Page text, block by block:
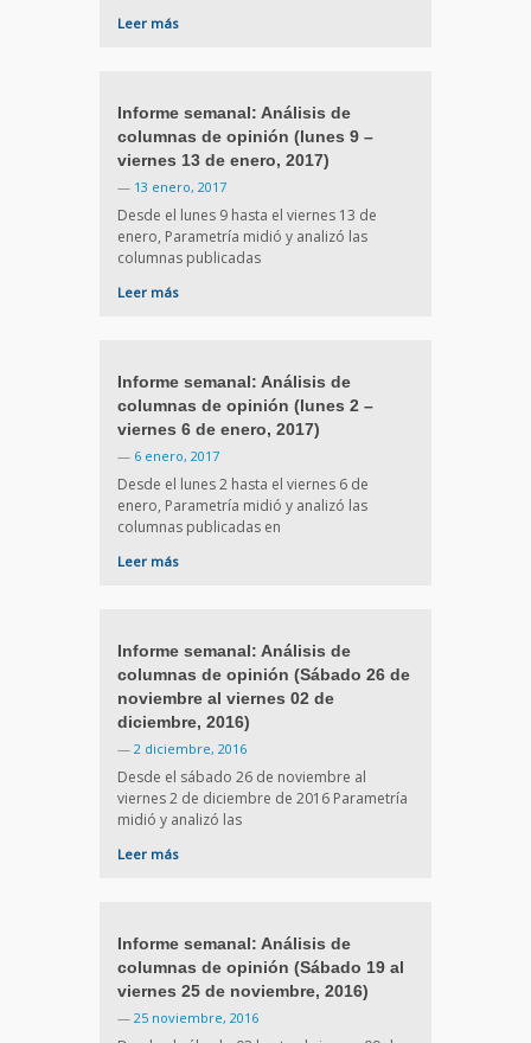
Leer más
Informe semanal: Análisis de
columnas de opinión (lunes 9 –
viernes 13 de enero, 2017)
— 13 enero, 2017
Desde el lunes 9 hasta el viernes 13 de
enero, Parametría midió y analizó las
columnas publicadas
Leer más
Informe semanal: Análisis de
columnas de opinión (lunes 2 –
viernes 6 de enero, 2017)
— 6 enero, 2017
Desde el lunes 2 hasta el viernes 6 de
enero, Parametría midió y analizó las
columnas publicadas en
Leer más
Informe semanal: Análisis de
columnas de opinión (Sábado 26 de
noviembre al viernes 02 de
diciembre, 2016)
— 2 diciembre, 2016
Desde el sábado 26 de noviembre al
viernes 2 de diciembre de 2016 Parametría
midió y analizó las
Leer más
Informe semanal: Análisis de
columnas de opinión (Sábado 19 al
viernes 25 de noviembre, 2016)
— 25 noviembre, 2016